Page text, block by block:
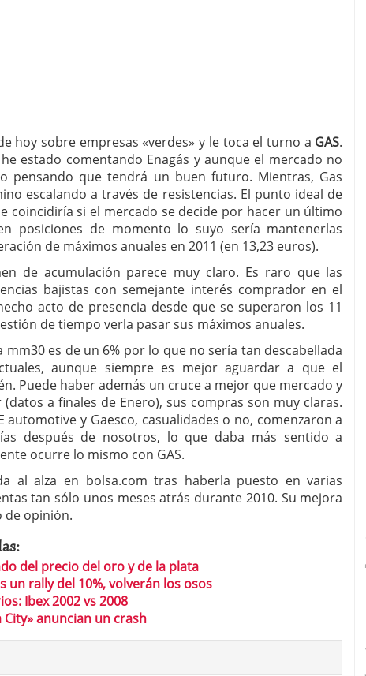
hoy sobre empresas «verdes» y le toca el turno a GAS.
estado comentando Enagás y aunque el mercado no
pensando que tendrá un buen futuro. Mientras, Gas
escalando a través de resistencias. El punto ideal de
coincidiría si el mercado se decide por hacer un último
posiciones de momento lo suyo sería mantenerlas
de máximos anuales en 2011 (en 13,23 euros).
de acumulación parece muy claro. Es raro que las
bajistas con semejante interés comprador en el
acto de presencia desde que se superaron los 11
de tiempo verla pasar sus máximos anuales.
es de un 6% por lo que no sería tan descabellada
aunque siempre es mejor aguardar a que el
Puede haber además un cruce a mejor que mercado y
a finales de Enero), sus compras son muy claras.
automotive y Gaesco, casualidades o no, comenzaron a
después de nosotros, lo que daba más sentido a
ocurre lo mismo con GAS.
alza en bolsa.com tras haberla puesto en varias
tan sólo unos meses atrás durante 2010. Su mejora
de opinión.
del precio del oro y de la plata
un rally del 10%, volverán los osos
Ibex 2002 vs 2008
City» anuncian un crash